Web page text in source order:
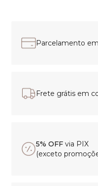
Parcelamento
Frete grátis em
5% OFF via PIX
(exceto